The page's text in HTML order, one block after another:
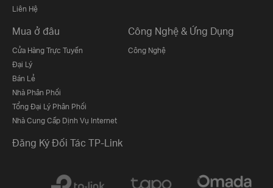
Liên Hệ
Mua ở đâu
Cửa Hàng Trực Tuyến
Đại Lý
Bán Lẻ
Nhà Phân Phối
Tổng Đại Lý Phân Phối
Nhà Cung Cấp Dịnh Vụ Internet
Công Nghệ & Ứng Dụng
Công Nghệ
Đăng Ký Đối Tác TP-Link